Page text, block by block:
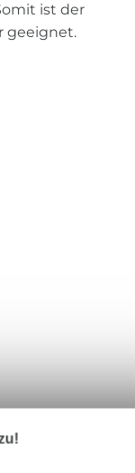
ist der
geeignet.